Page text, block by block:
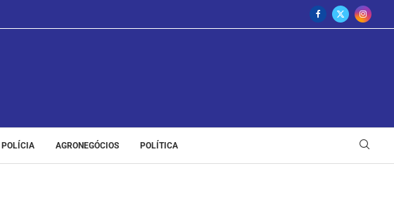
POLÍCIA AGRONEGÓCIOS POLÍTICA